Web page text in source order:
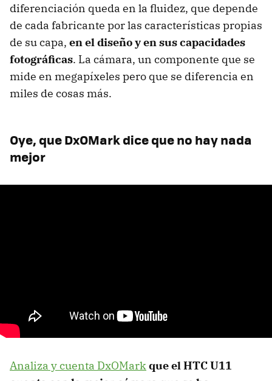
diferenciación queda en la fluidez, que depende
de cada fabricante por las características propias
de su capa, en el diseño y en sus capacidades
fotográficas. La cámara, un componente que se
mide en megapíxeles pero que se diferencia en
miles de cosas más.
Oye, que DxOMark dice que no hay nada
mejor
Analiza y cuenta DxOMarkque el HTC U11